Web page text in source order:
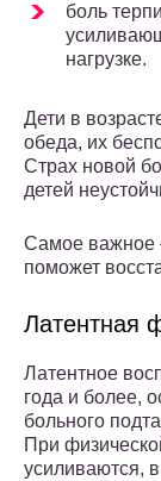
боль
нагрузке.
Дети в
обеда, их
Страх новой
детей
Самое важное
поможет
Латентная
Латентное
года и более,
больного
При
усиливаются,